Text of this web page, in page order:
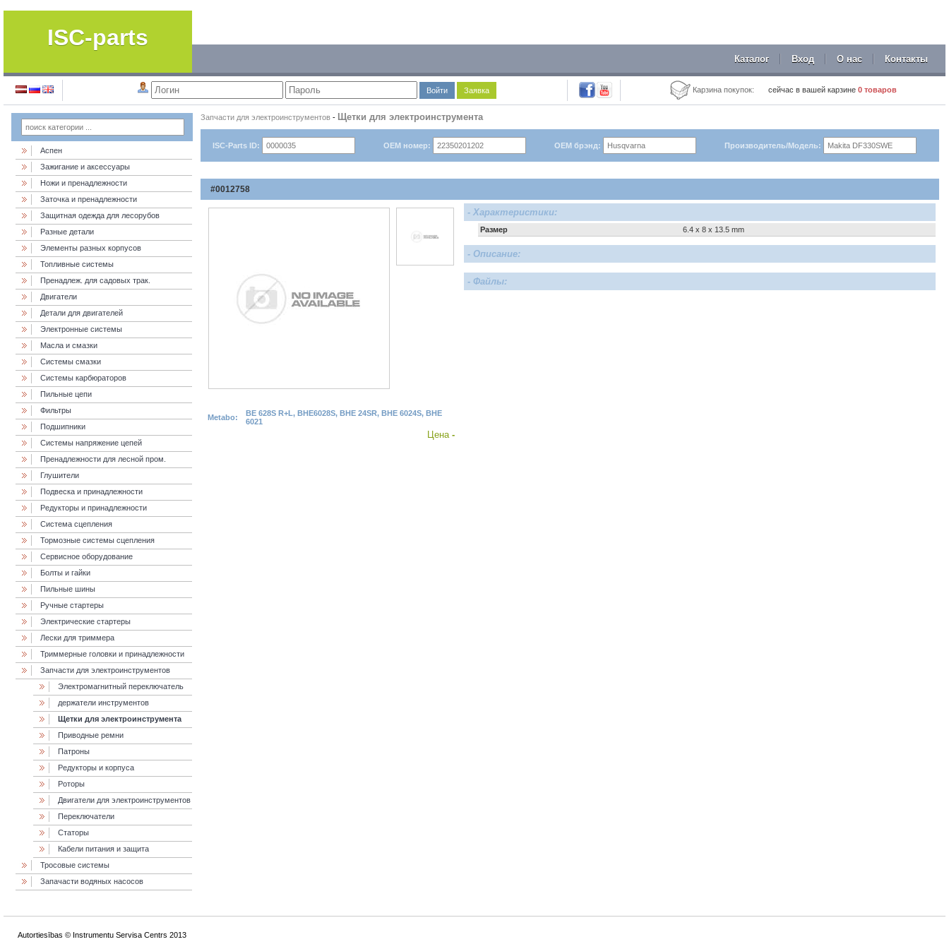
ISC-parts
Каталог Вход О нас Контакты
Войти Заявка Карзина покупок: сейчас в вашей карзине 0 товаров
Аспен
Зажигание и аксессуары
Ножи и пренадлежности
Заточка и пренадлежности
Защитная одежда для лесорубов
Разные детали
Элементы разных корпусов
Топливные системы
Пренадлеж. для садовых трак.
Двигатели
Детали для двигателей
Электронные системы
Масла и смазки
Cистемы смазки
Системы карбюраторов
Пильные цепи
Фильтры
Подшипники
Системы напряжение цепей
Пренадлежности для лесной пром.
Глушители
Подвеска и принадлежности
Редукторы и принадлежности
Система сцепления
Тормозные системы сцепления
Сервисное оборудование
Болты и гайки
Пильные шины
Ручные стартеры
Электрические стартеры
Лески для триммера
Триммерные головки и принадлежности
Запчасти для электроинструментов
Электромагнитный переключатель
держатели инструментов
Щетки для электроинструмента
Приводные ремни
Патроны
Редукторы и корпуса
Роторы
Двигатели для электроинструментов
Переключатели
Статоры
Кабели питания и защита
Тросовые системы
Запачасти водяных насосов
Запчасти для электроинструментов - Щетки для электроинструмента
ISC-Parts ID: OEM номер: OEM брэнд: Производитель/Модель:
#0012758
Metabo:
BE 628S R+L, BHE6028S, BHE 24SR, BHE 6024S, BHE
6021
Цена -
- Характеристики:
Размер 6.4 x 8 x 13.5 mm
- Описание:
- Файлы:
Autortiesības © Instrumentu Servisa Centrs 2013